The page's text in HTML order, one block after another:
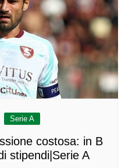
Serie A
costosa: in B
stipendi|Serie A